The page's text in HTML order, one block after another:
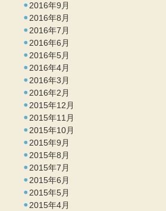
2016年9月
2016年8月
2016年7月
2016年6月
2016年5月
2016年4月
2016年3月
2016年2月
2015年12月
2015年11月
2015年10月
2015年9月
2015年8月
2015年7月
2015年6月
2015年5月
2015年4月